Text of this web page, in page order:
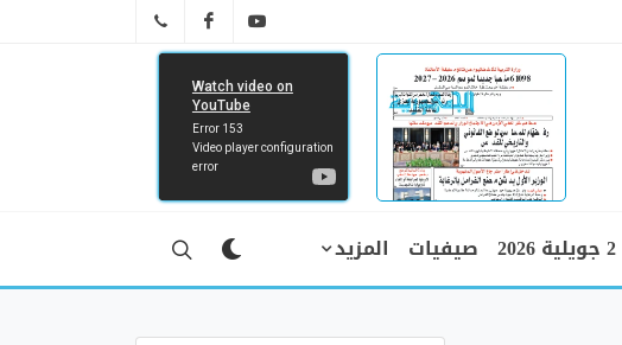
YT
FB
صيفيات المزيد